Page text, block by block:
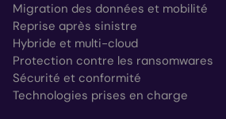
Migration des données et mobilité
Reprise après sinistre
Hybride et multi-cloud
Protection contre les ransomwares
Sécurité et conformité
Technologies prises en charge